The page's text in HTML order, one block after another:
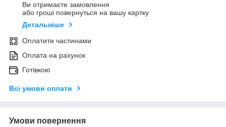
Ви отримаєте замовлення
або гроші повернуться на вашу картку
Детальніше
Оплатити частинами
Оплата на рахунок
Готівкою
Всі умови оплати
Умови повернення